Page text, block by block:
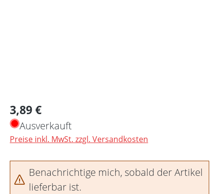
Regulärer Preis:
3,89 €
Ausverkauft
Preise inkl. MwSt. zzgl. Versandkosten
Benachrichtige mich, sobald der Artikel
lieferbar ist.